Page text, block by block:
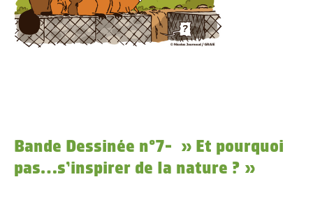
Bande Dessinée n°7- » Et pourquoi
pas…s’inspirer de la nature ? »